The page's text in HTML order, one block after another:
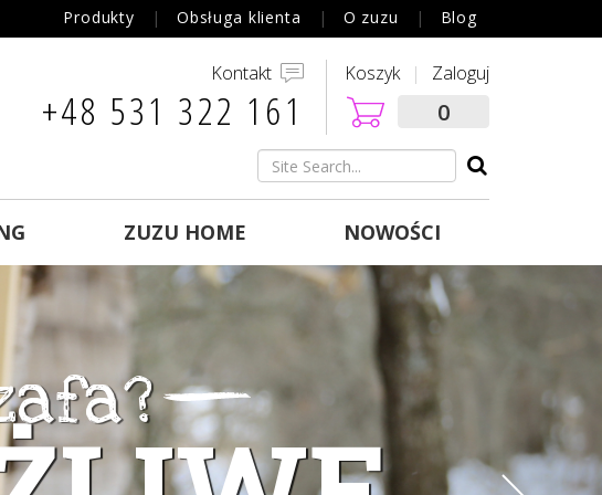
Produkty Obsługa klienta O zuzu Blog
Kontakt
+48 531 322 161‬
Koszyk Zaloguj
0
ZUZU HOME NOWOŚCI